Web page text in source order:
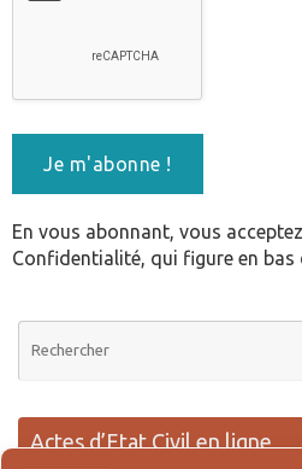
En vous abonnant, vous
Confidentialité, qui figure en bas
Actes d’Etat Civil en ligne